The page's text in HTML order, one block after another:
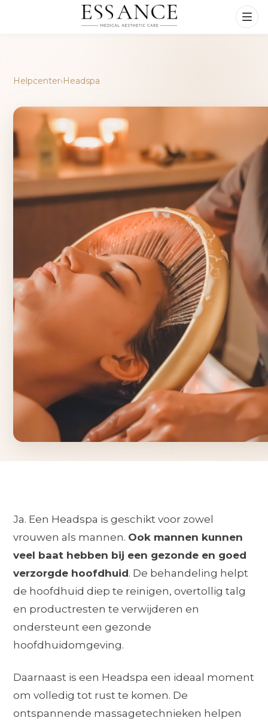
Helpcenter›Headspa
Ja. Een Headspa is geschikt voor zowel
vrouwen als mannen. Ook mannen kunnen
veel baat hebben bij een gezonde en goed
verzorgde hoofdhuid. De behandeling helpt
de hoofdhuid diep te reinigen, overtollig talg
en productresten te verwijderen en
ondersteunt een gezonde
hoofdhuidomgeving.
Daarnaast is een Headspa een ideaal moment
om volledig tot rust te komen. De
ontspannende massagetechnieken helpen